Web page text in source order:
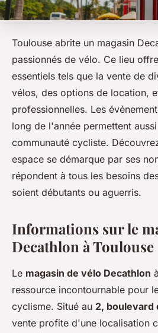
Toulouse abrite un magasin
passionnés de vélo. Ce lieu
essentiels tels que la vente de
vélos, des options de location,
professionnelles. Les
long de l'année permettent
communauté cycliste.
espace se démarque par ses
répondent à tous les besoins
soient débutants ou aguerris.
Informations sur le
Decathlon à Toulouse
Le magasin de vélo Decathlon
ressource incontournable pour
cyclisme. Situé au 2, boulevard
vente profite d'une localisation